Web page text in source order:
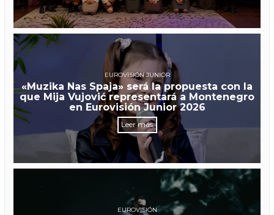
EUROVISIÓN JUNIOR
«Muzika Nas Spaja» será la propuesta con la
que Mija Vujović representará a Montenegro
en Eurovisión Junior 2026
Leer más
EUROVISIÓN